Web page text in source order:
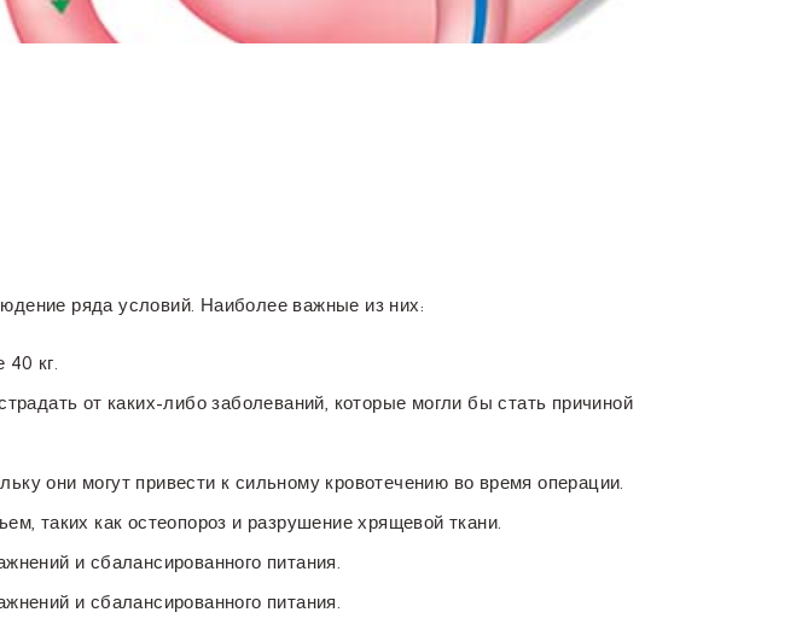
ряда условий. Наиболее важные из них:
кг.
от каких-либо заболеваний, которые могли бы стать причиной
они могут привести к сильному кровотечению во время операции.
таких как остеопороз и разрушение хрящевой ткани.
и сбалансированного питания.
и сбалансированного питания.